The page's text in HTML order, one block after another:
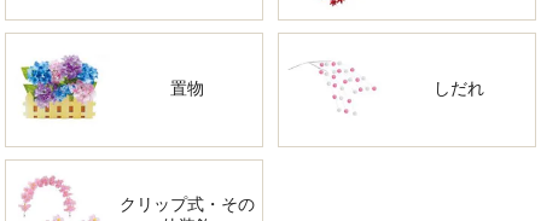
置物 しだれ
クリップ式・その